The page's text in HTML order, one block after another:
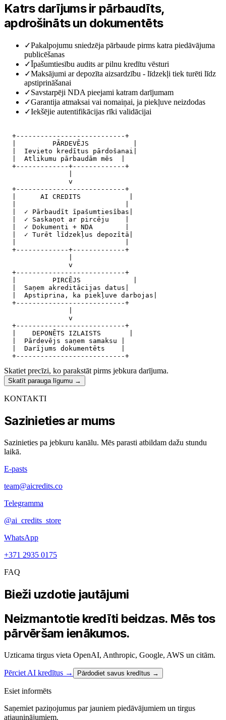
Katrs darījums ir pārbaudīts,
apdrošināts un dokumentēts
✓Pakalpojumu sniedzēja pārbaude pirms katra piedāvājuma
publicēšanas
✓Īpašumtiesību audits ar pilnu kredītu vēsturi
✓Maksājumi ar depozīta aizsardzību - līdzekļi tiek turēti līdz
apstiprināšanai
✓Savstarpēji NDA pieejami katram darījumam
✓Garantija atmaksai vai nomaiņai, ja piekļuve neizdodas
✓Iekšējie autentifikācijas rīki validācijai
  +---------------------------+
  |         PĀRDEVĒJS           |
  |  Ievieto kredītus pārdošanai|
  |  Atlikumu pārbaudām mēs  |
  +-------------+-------------+
                v
  +---------------------------+
  |      AI CREDITS            |
  |  ✓ Pārbaudīt īpašumtiesības|
  |  ✓ Saskaņot ar pircēju    |
  |  ✓ Dokumenti + NDA        |
  |  ✓ Turēt līdzekļus depozītā|
  +-------------+-------------+
                v
  +---------------------------+
  |         PIRCĒJS             |
  |  Saņem akreditācijas datus|
  |  Apstiprina, ka piekļuve darbojas|
  +---------------------------+
                v
  +---------------------------+
  |    DEPONĒTS IZLAISTS       |
  |  Pārdevējs saņem samaksu |
  |  Darījums dokumentēts    |
Skatiet precīzi, ko parakstāt pirms jebkura darījuma.
Skatīt parauga līgumu →
KONTAKTI
Sazinieties ar mums
Sazinieties pa jebkuru kanālu. Mēs parasti atbildam dažu stundu
laikā.
E-pasts
team@aicredits.co
Telegramma
@ai_credits_store
WhatsApp
+371 2935 0175
FAQ
Bieži uzdotie jautājumi
Neizmantotie kredīti beidzas. Mēs tos
pārvēršam ienākumos.
Uzticama tirgus vieta OpenAI, Anthropic, Google, AWS un citām.
Pērciet AI kredītus → Pārdodiet savus kredītus →
Esiet informēts
Saņemiet paziņojumus par jauniem piedāvājumiem un tirgus
atjauninājumiem.